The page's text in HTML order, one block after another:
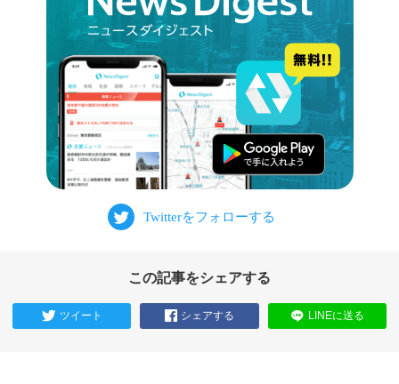
この記事をシェアする
ツイート シェアする LINEに送る